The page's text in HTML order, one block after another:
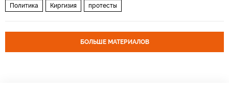
Политика Киргизия протесты
БОЛЬШЕ МАТЕРИАЛОВ